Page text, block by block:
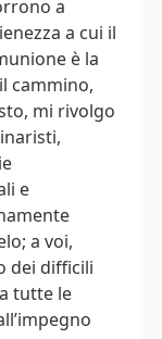
a
a cui il
è la
cammino,
mi rivolgo
e
a voi,
dei difficili
tutte le